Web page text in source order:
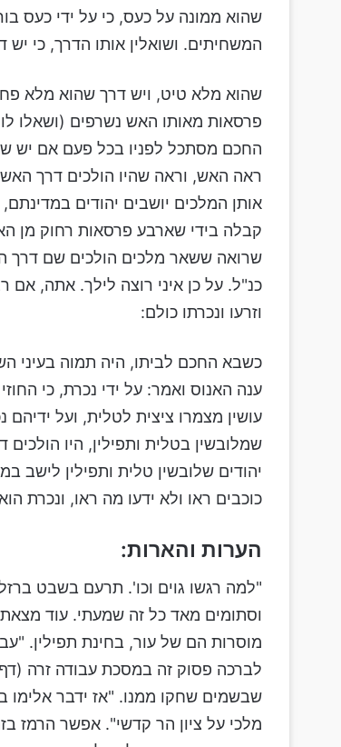
שהוא ממונה על כעס, כי על ידי כעס
המשחיתים. ושואלין אותו הדרך, כי יש
שהוא מלא טיט, ויש דרך שהוא מלא
פרסאות מאותו האש נשרפים (ושאלו
החכם מסתכל לפניו בכל פעם אם יש
ראה האש, וראה שהיו הולכים דרך האש
אותן המלכים יושבים יהודים
קבלה בידי שארבע פרסאות רחוק מן
שרואה ששאר מלכים הולכים שם דרך
כנ"ל. על כן איני רוצה לילך. אתה, אם
וזרעו ונכרתו כולם:
כשבא החכם לביתו, היה תמוה בעיני
ענה האנוס ואמר: על ידי נכרת, כי
עושין מצמרו ציצית לטלית, ועל ידיהם
שמלובשין בטלית ותפילין, היו
יהודים שלובשין טלית ותפילין לישב
כוכבים ראו ולא ידעו מה ראו, ונכרת
הערות והארות:
"למה רגשו גוים וכו'. תרעם בשבט
וסתומים מאד כל זה שמעתי. עוד
מוסרות הם של עור, בחינת תפילין.
לברכה פסוק זה במסכת עבודה זרה
שבשמים שחקו ממנו. "אז ידבר אלימו
מלכי על ציון הר קדשי". אפשר הרמז